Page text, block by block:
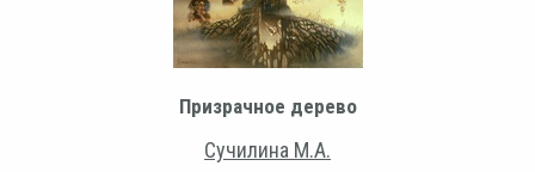
Призрачное дерево
Сучилина М.А.